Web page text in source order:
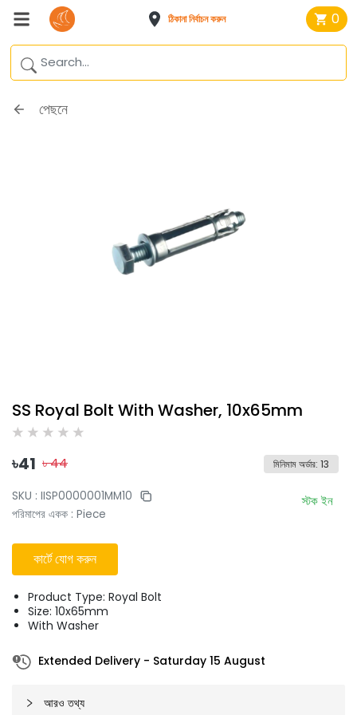
ঠিকানা নির্বাচন করুন 0
পেছনে
SS Royal Bolt With Washer, 10x65mm
৳41 ৳44 মিনিমাম অর্ডার: 13
SKU : IISP0000001MM10
পরিমাপের একক : Piece
স্টক ইন
কার্টে যোগ করুন
Product Type: Royal Bolt
Size: 10x65mm
With Washer
Extended Delivery - Saturday 15 August
আরও তথ্য